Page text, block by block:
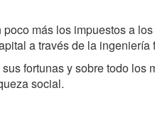
más los impuestos a
a través de la ingeniería
fortunas y sobre todo los
social.